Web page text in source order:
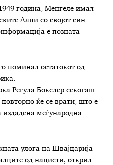
година, Менгеле имал
Алпи со својот син
е позната
поминал остатокот од
Регула Бокслер секогаш
ќе се врати, што е
издадена меѓународна
улога на Швајцарија
од нацисти, открил